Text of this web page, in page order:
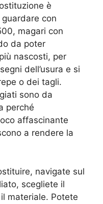
è
con
magari con
da poter
nascosti, per
dell’usura e si
o dei tagli.
sono da
perché
affascinante
a rendere la
navigate sul
scegliete il
materiale. Potete